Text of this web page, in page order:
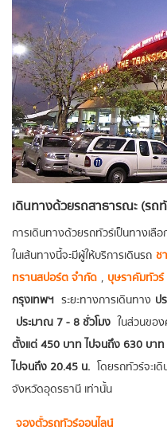
เดินทางด้วยรถสาธารณะ (รถ
การเดินทางด้วยรถทัวร์เป็นทางเ
ในเส้นทางนี้จะมีผู้ให้บริการเดินรถ ช
ทรานสปอร์ต จำกัด , บุษราคัมทัวร์
กรุงเทพฯ ระยะทางการเดินทาง ป
ประมาณ 7 - 8 ชั่วโมง ในส่วนขอ
ตั้งแต่ 450 บาท ไปจนถึง 630 บาท
ไปจนถึง 20.45 น. โดยรถทัวร์จะเ
จังหวัดอุดรธานี เท่านั้น
จองตั๋วรถทัวร์ออนไลน์